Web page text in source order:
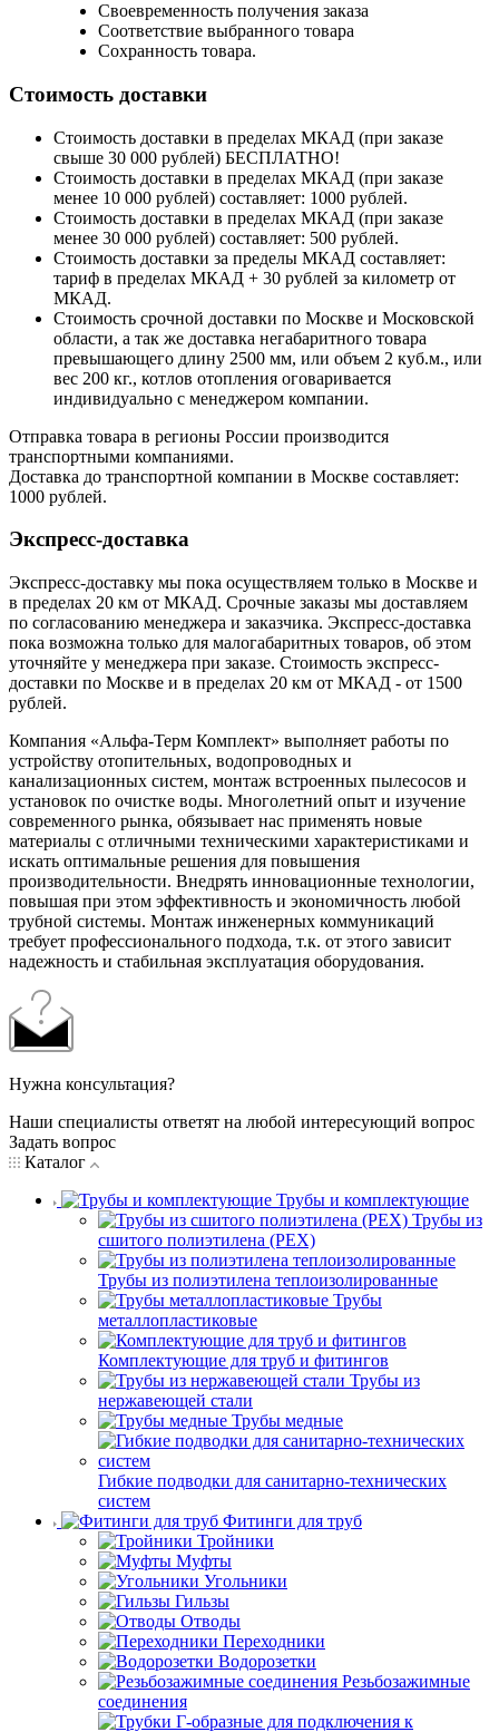
Своевременность получения заказа
Соответствие выбранного товара
Сохранность товара.
Стоимость доставки
Стоимость доставки в пределах МКАД (при заказе
свыше 30 000 рублей) БЕСПЛАТНО!
Стоимость доставки в пределах МКАД (при заказе
менее 10 000 рублей) составляет: 1000 рублей.
Стоимость доставки в пределах МКАД (при заказе
менее 30 000 рублей) составляет: 500 рублей.
Стоимость доставки за пределы МКАД составляет:
тариф в пределах МКАД + 30 рублей за километр от
МКАД.
Стоимость срочной доставки по Москве и Московской
области, а так же доставка негабаритного товара
превышающего длину 2500 мм, или объем 2 куб.м., или
вес 200 кг., котлов отопления оговаривается
индивидуально с менеджером компании.
Отправка товара в регионы России производится
транспортными компаниями.
Доставка до транспортной компании в Москве составляет:
1000 рублей.
Экспресс-доставка
Экспресс-доставку мы пока осуществляем только в Москве и
в пределах 20 км от МКАД. Срочные заказы мы доставляем
по согласованию менеджера и заказчика. Экспресс-доставка
пока возможна только для малогабаритных товаров, об этом
уточняйте у менеджера при заказе. Стоимость экспресс-
доставки по Москве и в пределах 20 км от МКАД - от 1500
рублей.
Компания «Альфа-Терм Комплект» выполняет работы по
устройству отопительных, водопроводных и
канализационных систем, монтаж встроенных пылесосов и
установок по очистке воды. Многолетний опыт и изучение
современного рынка, обязывает нас применять новые
материалы с отличными техническими характеристиками и
искать оптимальные решения для повышения
производительности. Внедрять инновационные технологии,
повышая при этом эффективность и экономичность любой
трубной системы. Монтаж инженерных коммуникаций
требует профессионального подхода, т.к. от этого зависит
надежность и стабильная эксплуатация оборудования.
Нужна консультация?
Наши специалисты ответят на любой интересующий вопрос
Задать вопрос
Каталог
Трубы и комплектующие
Трубы из
сшитого полиэтилена (PEX)
Трубы из полиэтилена теплоизолированные
Трубы
металлопластиковые
Комплектующие для труб и фитингов
Трубы из
нержавеющей стали
Трубы медные
Гибкие подводки для санитарно-технических
систем
Фитинги для труб
Тройники
Муфты
Угольники
Гильзы
Отводы
Переходники
Водорозетки
Резьбозажимные
соединения